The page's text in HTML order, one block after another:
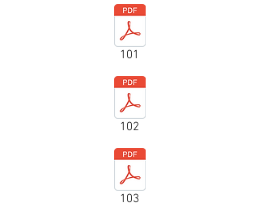
101
102
103